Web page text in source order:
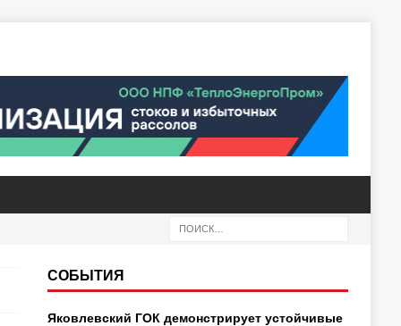
СОБЫТИЯ
Яковлевский ГОК демонстрирует устойчивые